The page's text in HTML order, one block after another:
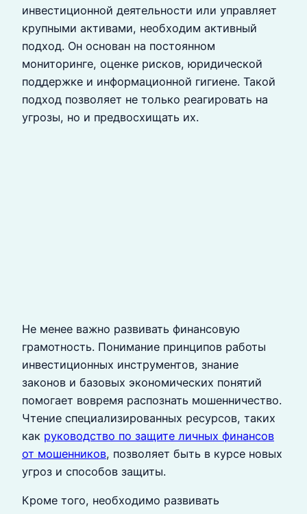
инвестиционной деятельности или управляет
крупными активами, необходим активный
подход. Он основан на постоянном
мониторинге, оценке рисков, юридической
поддержке и информационной гигиене. Такой
подход позволяет не только реагировать на
угрозы, но и предвосхищать их.
Не менее важно развивать финансовую
грамотность. Понимание принципов работы
инвестиционных инструментов, знание
законов и базовых экономических понятий
помогает вовремя распознать мошенничество.
Чтение специализированных ресурсов, таких
как руководство по защите личных финансов
от мошенников, позволяет быть в курсе новых
угроз и способов защиты.
Кроме того, необходимо развивать